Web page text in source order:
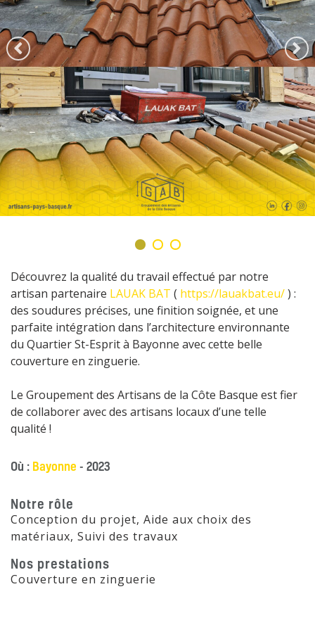
Découvrez la qualité du travail effectué par notre
artisan partenaire LAUAK BAT ( https://lauakbat.eu/) :
des soudures précises, une finition soignée, et une
parfaite intégration dans l’architecture environnante
du Quartier St-Esprit à Bayonne avec cette belle
couverture en zinguerie.
Le Groupement des Artisans de la Côte Basque est fier
de collaborer avec des artisans locaux d’une telle
qualité !
Où : Bayonne - 2023
Notre rôle
Conception du projet, Aide aux choix des
matériaux, Suivi des travaux
Nos prestations
Couverture en zinguerie